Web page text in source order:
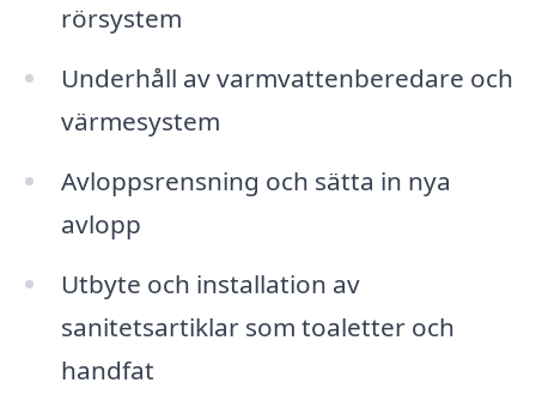
rörsystem
Underhåll av varmvattenberedare och
värmesystem
Avloppsrensning och sätta in nya
avlopp
Utbyte och installation av
sanitetsartiklar som toaletter och
handfat